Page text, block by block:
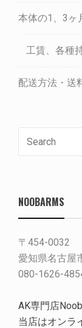
本体の1、3ヶ
工賃、各種
配送方法・送
NOOBARMS
〒454-0032
愛知県名古屋
080-1626-
AK専門店
当店はオンラ